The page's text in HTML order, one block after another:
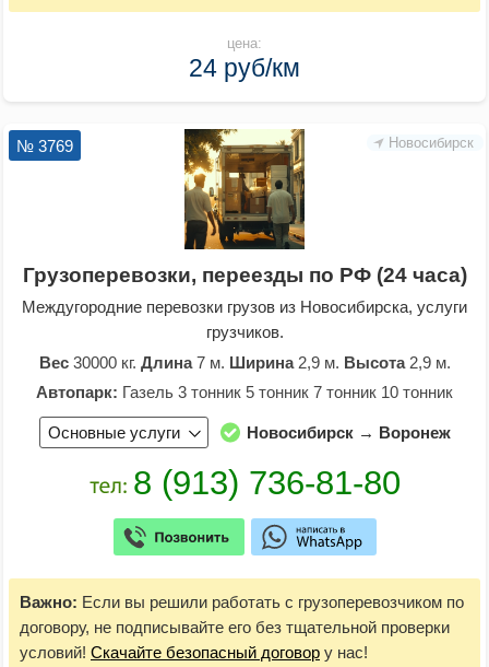
цена:
24 руб/км
Новосибирск
№ 3769
Грузоперевозки, переезды по РФ (24 часа)
Междугородние перевозки грузов из Новосибирска, услуги
грузчиков.
Вес30000 кг. Длина7 м. Ширина2,9 м. Высота2,9 м.
Автопарк: Газель 3 тонник 5 тонник 7 тонник 10 тонник
Основные услуги Новосибирск → Воронеж
Важно: Если вы решили работать с грузоперевозчиком по
договору, не подписывайте его без тщательной проверки
условий! Скачайте безопасный договор у нас!